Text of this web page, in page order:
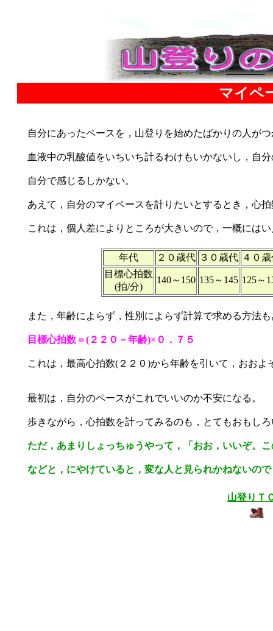
マイペ
自分にあったペースを，山登りを始めたばかりの人が
血液中の乳酸値をいちいち計るわけもいかないし，自
自分で感じるしかない。
あえて，自分のマイペースを計りたいとするとき，心
これは，個人差によりところが大きいので，一概には
年代 ２０歳代 ３０歳代 ４０
目標心拍数
(拍/分)
140～150 135～145 125～
また，年齢によらず，性別によらず計算で求める方法も
目標心拍数＝(２２０－年齢)×０．７５
これは，最高心拍数(２２０)から年齢を引いて，おおよ
最初は，自分のペースがこれでいいのか不安になる。
歩きながら，心拍数を計ってみるのも，とてもおもしろ
ただ，あまりしょっちゅうやって，「おお，いいぞ。
などと，にやけていると，変な人と見られかねないの
山登りＴ